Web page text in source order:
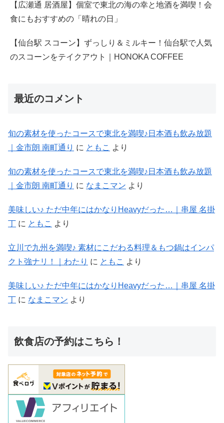
【広瀬通 居酒屋】個室で東北の海の幸と地酒を満喫！会
食にもおすすめの「晴れの日」
【仙台駅 スコーン】ずっしり＆ミルキー！仙台駅で人気
のスコーンをテイクアウト｜HONOKA COFFEE
最近のコメント
旬の素材を使ったコースで東北を満喫♪日本酒も飲み放題
｜金市朗 南町通り に ともこ より
旬の素材を使ったコースで東北を満喫♪日本酒も飲み放題
｜金市朗 南町通り に なまこマン より
美味しい♪ ただ中年にはかなりHeavyだった…｜串屋 名掛
丁 に ともこ より
立川で九州を満喫♪ 素材にこだわる料理＆もつ鍋はインパ
クト強ナリ！｜わたり に ともこ より
美味しい♪ ただ中年にはかなりHeavyだった…｜串屋 名掛
丁 に なまこマン より
飲食店の予約はこちら！